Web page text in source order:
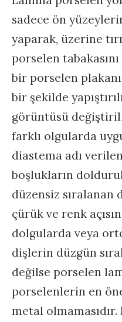
sadece ön
yaparak, üzerine
porselen
bir porselen
bir şekilde
görüntüsü
farklı olgularda
diastema adı
boşlukların
düzensiz sıralanan
çürük ve renk
dolgularda veya
dişlerin düzgün
değilse porselen
porselenlerin en
metal olmamasıdır.